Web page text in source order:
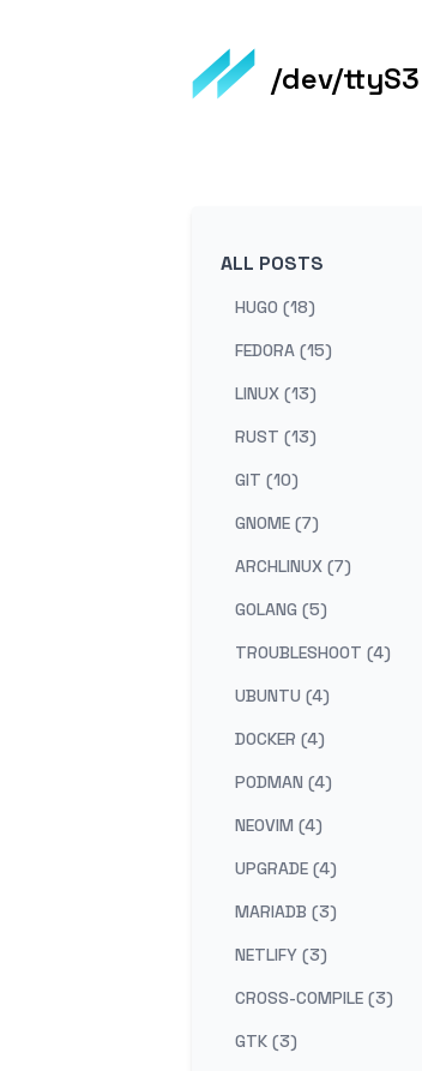
/dev/ttyS3
ALL POSTS
HUGO (18)
FEDORA (15)
LINUX (13)
RUST (13)
GIT (10)
GNOME (7)
ARCHLINUX (7)
GOLANG (5)
TROUBLESHOOT (4)
UBUNTU (4)
DOCKER (4)
PODMAN (4)
NEOVIM (4)
UPGRADE (4)
MARIADB (3)
NETLIFY (3)
CROSS-COMPILE (3)
GTK (3)